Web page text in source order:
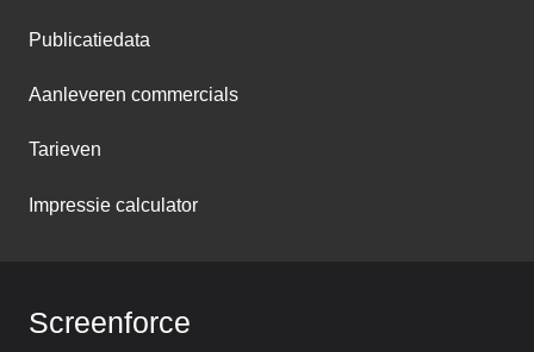
Publicatiedata
Aanleveren commercials
Tarieven
Impressie calculator
Screenforce